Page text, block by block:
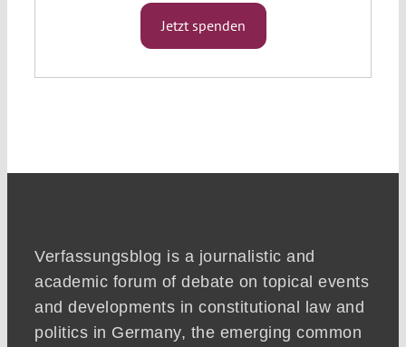
Jetzt spenden
Verfassungsblog is a journalistic and
academic forum of debate on topical events
and developments in constitutional law and
politics in Germany, the emerging common